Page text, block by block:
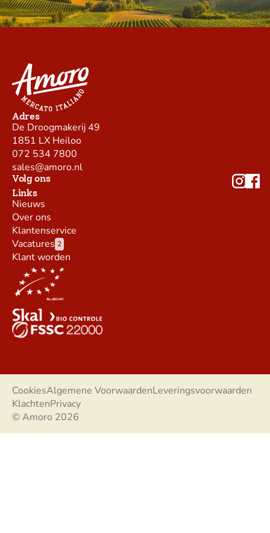
Adres
De Droogmakerij 49
1851 LX Heiloo
072 534 7800
sales@amoro.nl
Volg ons
Links
Nieuws
Over ons
Klantenservice
Vacatures 2
Klant worden
© Amoro 2026
CookiesAlgemene VoorwaardenLeveringsvoorwaarden
KlachtenPrivacy